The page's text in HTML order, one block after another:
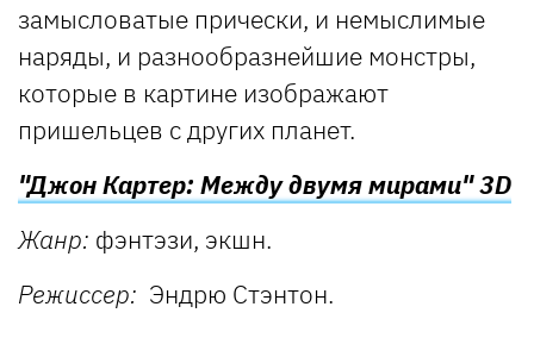
замысловатые прически, и немыслимые
наряды, и разнообразнейшие монстры,
которые в картине изображают
пришельцев с других планет.
"Джон Картер: Между двумя мирами" 3D
Жанр: фэнтэзи, экшн.
Режиссер: Эндрю Стэнтон.